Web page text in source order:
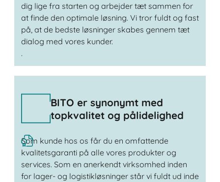
dig lige fra starten og arbejder tæt sammen for
at finde den optimale løsning. Vi tror fuldt og fast
på, at de bedste løsninger skabes gennem tæt
dialog med vores kunder.
.
BITO er synonymt med
topkvalitet og pålidelighed
Som kunde hos os får du en omfattende
kvalitetsgaranti på alle vores produkter og
services. Som en anerkendt virksomhed inden
for lager- og logistikløsninger står vi fuldt ud inde